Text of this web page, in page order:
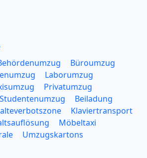
Büroumzug
Laborumzug
Privatumzug
Studentenumzug
Beiladung
Klaviertransport
Möbeltaxi
Umzugskartons